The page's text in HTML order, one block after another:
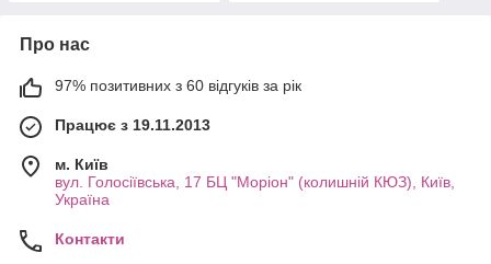
Про нас
97% позитивних з 60 відгуків за рік
Працює з 19.11.2013
м. Київ
вул. Голосіївська, 17 БЦ "Моріон" (колишній КЮЗ), Київ,
Україна
Контакти